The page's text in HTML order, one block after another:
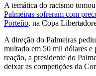
A temática do racismo
Palmeiras sofreram com
Porteño, na Copa
A direção do Palmeiras
multado em 50 mil dólares e
reação, a presidente do
deixar as competições da